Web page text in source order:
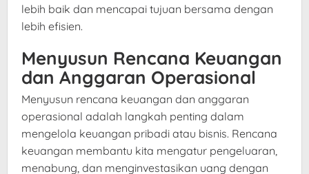
lebih baik dan mencapai tujuan bersama dengan
lebih efisien.
Menyusun Rencana Keuangan
dan Anggaran Operasional
Menyusun rencana keuangan dan anggaran
operasional adalah langkah penting dalam
mengelola keuangan pribadi atau bisnis. Rencana
keuangan membantu kita mengatur pengeluaran,
menabung, dan menginvestasikan uang dengan